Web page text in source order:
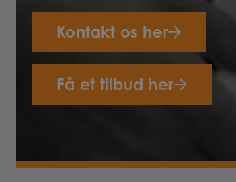
Kontakt os her
Få et tilbud her